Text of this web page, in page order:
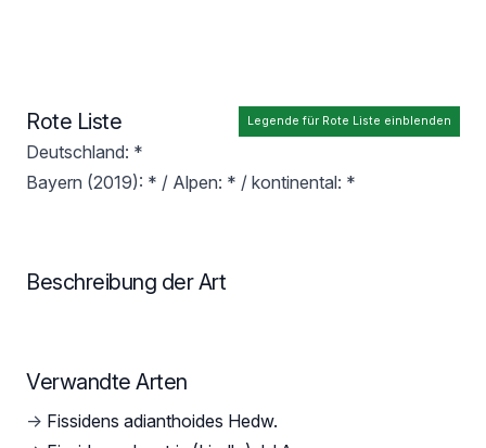
Legende für Rote Liste einblenden
Rote Liste
Deutschland: *
Bayern (2019): * / Alpen: * / kontinental: *
Beschreibung der Art
Verwandte Arten
→ Fissidens adianthoides Hedw.